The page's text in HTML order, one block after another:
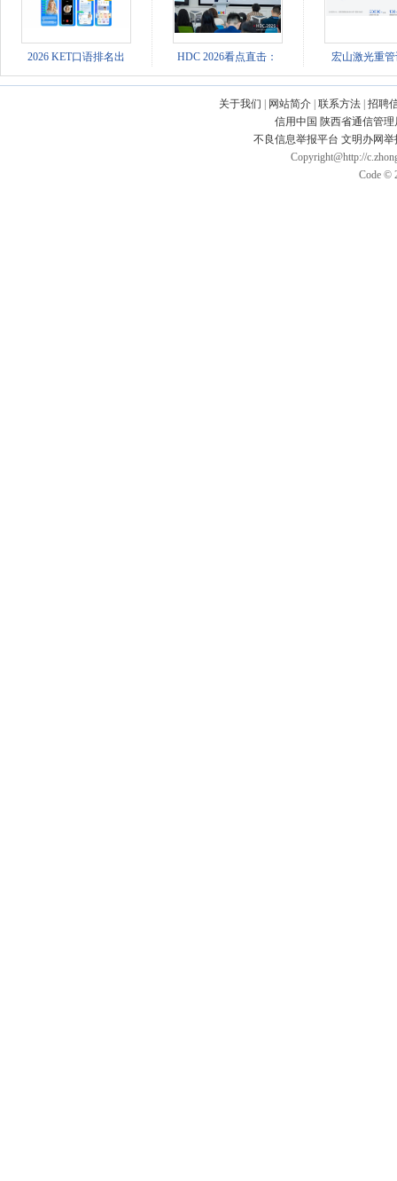
2026 KET口语排名出 HDC 2026看点直击： 宏山激光重
关于我们 网站简介 联系方法 招聘
信用中国 陕西省通信管理
不良信息举报平台 文明办网
Copyright@http://
Code ©